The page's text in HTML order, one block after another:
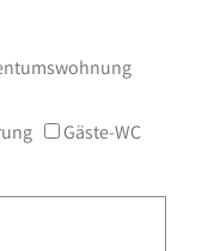
Gäste-WC